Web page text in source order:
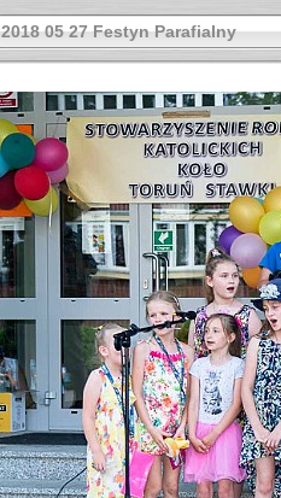
2018 05 27 Festyn Parafialny